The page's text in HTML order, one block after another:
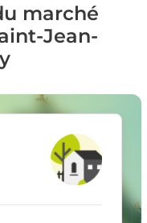
marché
Jean-